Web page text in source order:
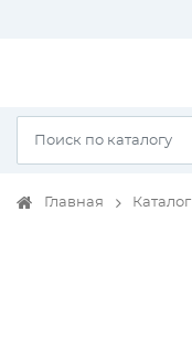
Главная Каталог